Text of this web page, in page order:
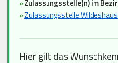
»Zulassungsstelle(n) im
»Zulassungsstelle
Hier gilt das